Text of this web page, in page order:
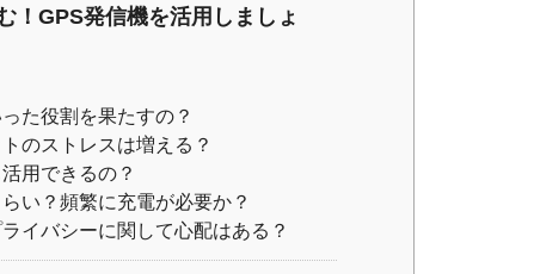
！GPS発信機を活用しましょ
た役割を果たすの？
のストレスは増える？
用できるの？
い？頻繁に充電が必要か？
イバシーに関して心配はある？